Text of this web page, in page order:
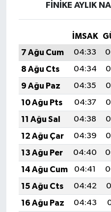
FINIKE AYLIK
İMSAK
7 Ağu Cum
04:33
8 Ağu Cts
04:34
9 Ağu Paz
04:35
10 Ağu Pts
04:37
11 Ağu Sal
04:38
12 Ağu Çar
04:39
13 Ağu Per
04:40
14 Ağu Cum
04:41
15 Ağu Cts
04:42
16 Ağu Paz
04:43